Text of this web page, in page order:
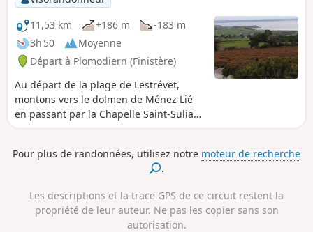
11,53 km
+186 m
-183 m
3h 50
Moyenne
Départ à Plomodiern (Finistère)
Au départ de la plage de Lestrévet,
montons vers le dolmen de Ménez Lié
en passant par la Chapelle Saint-Suliau.
Redescendons face à la baie de
pour revenir par la plage.
Pour plus de randonnées, utilisez notre moteur de recherche
.
Les descriptions et la trace GPS de ce circuit restent la
propriété de leur auteur. Ne pas les copier sans son
autorisation.